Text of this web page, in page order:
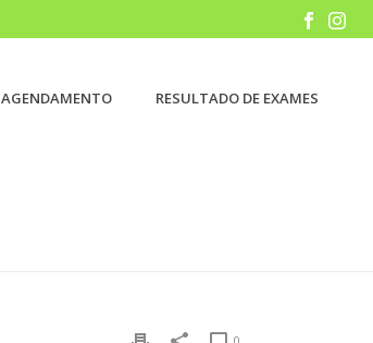
AGENDAMENTO RESULTADO DE EXAMES